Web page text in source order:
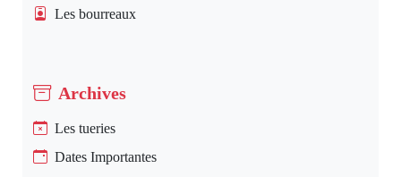
Les bourreaux
Archives
Les tueries
Dates Importantes